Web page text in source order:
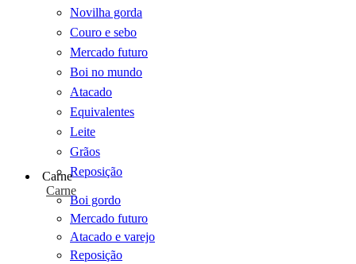
Novilha gorda
Couro e sebo
Mercado futuro
Boi no mundo
Atacado
Equivalentes
Leite
Grãos
Reposição
Carne
Carne
Boi gordo
Mercado futuro
Atacado e varejo
Reposição